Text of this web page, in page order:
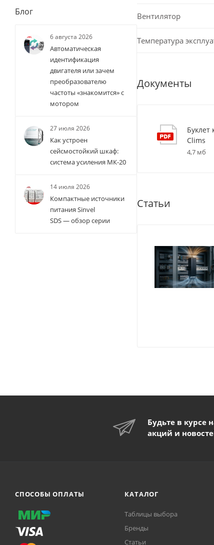
Вентилятор
Температура
Документы
Буклет
Clims
4,7 мб
Статьи
Блог
6 августа 2026
Автоматическая
идентификация
двигателя или зачем
преобразователю
частоты «знакомится» с
мотором
27 июля 2026
Как устроен
сейсмостойкий шкаф:
система усиления МК-20
14 июля 2026
Компактные источники
питания Sinvel
SDS — обзор серии
Будьте в курсе
акций и
СПОСОБЫ ОПЛАТЫ КАТАЛОГ
Таблицы выбора
Бренды
Статьи